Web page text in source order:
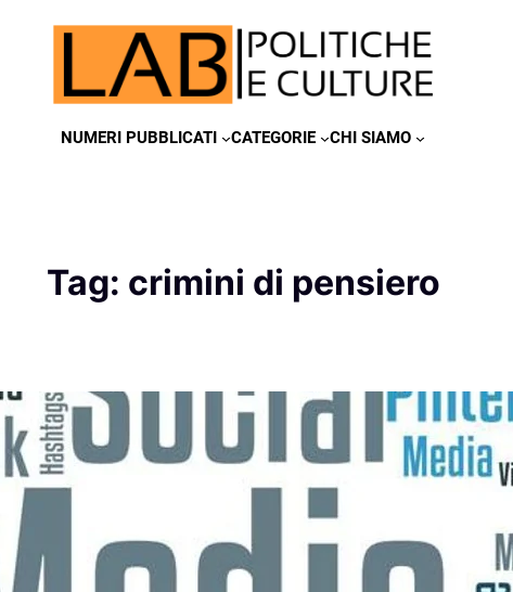
NUMERI PUBBLICATI CATEGORIE CHI SIAMO
Tag: crimini di pensiero